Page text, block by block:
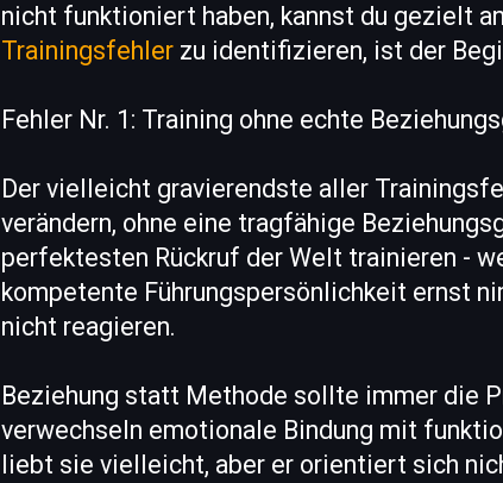
nicht funktioniert haben, kannst du gezielt
Trainingsfehler zu identifizieren, ist der
Fehler Nr. 1: Training ohne echte
Der vielleicht gravierendste aller
verändern, ohne eine tragfähige
perfektesten Rückruf der Welt trainieren -
kompetente Führungspersönlichkeit ernst
nicht reagieren.
Beziehung statt Methode sollte immer die
verwechseln emotionale Bindung mit
liebt sie vielleicht, aber er orientiert sich